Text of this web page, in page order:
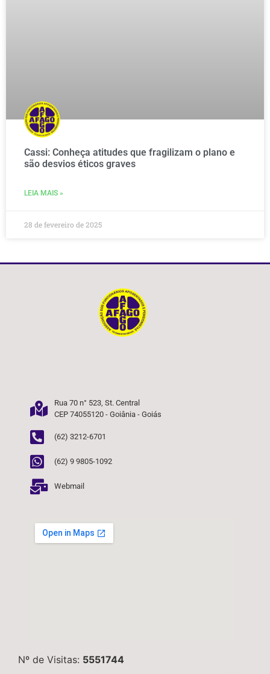
Cassi: Conheça atitudes que fragilizam o plano e
são desvios éticos graves
LEIA MAIS »
28 de fevereiro de 2025
Rua 70 n° 523, St. Central
CEP 74055120 - Goiânia - Goiás
(62) 3212-6701
(62) 9 9805-1092
Webmail
Nº de Visitas: 5551744